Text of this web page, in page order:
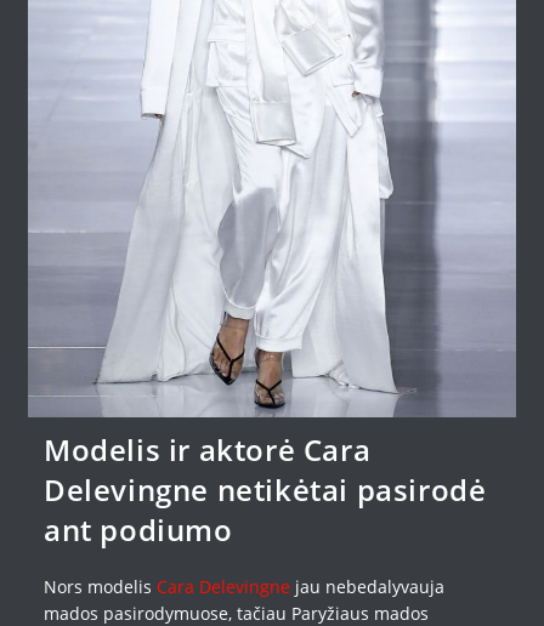
Modelis ir aktorė Cara
Delevingne netikėtai pasirodė
ant podiumo
Nors modelis Cara Delevingne jau nebedalyvauja
mados pasirodymuose, tačiau Paryžiaus mados